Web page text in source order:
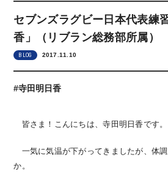
セブンズラグビー日本代表練
香」（リブラン総務部所属）
BLOG 2017.11.10
#寺田明日香
皆さま！こんにちは、寺田明日香です。
一気に気温が下がってきましたが、体
か。